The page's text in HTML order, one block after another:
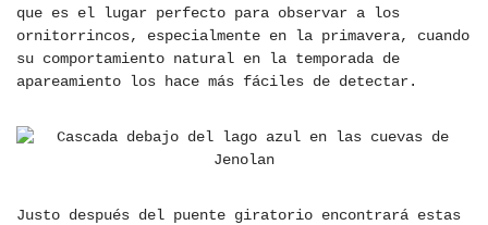
que es el lugar perfecto para observar a los
ornitorrincos, especialmente en la primavera, cuando
su comportamiento natural en la temporada de
apareamiento los hace más fáciles de detectar.
Justo después del puente giratorio encontrará estas